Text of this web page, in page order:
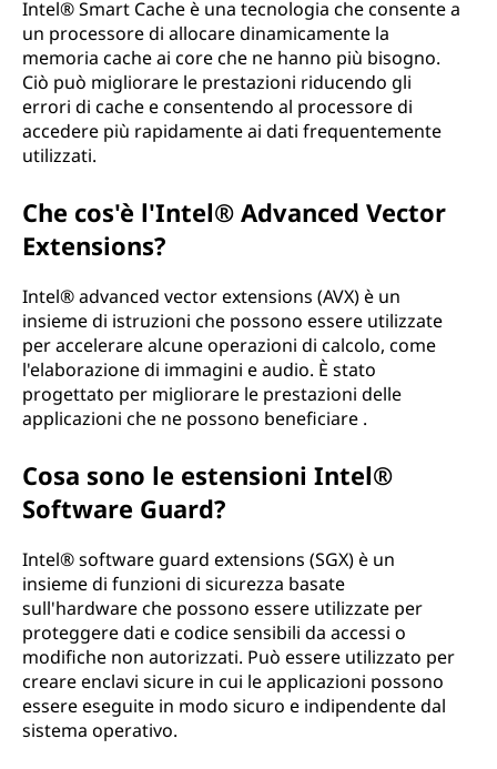
Intel® Smart Cache è una tecnologia che consente a
un processore di allocare dinamicamente la
memoria cache ai core che ne hanno più bisogno.
Ciò può migliorare le prestazioni riducendo gli
errori di cache e consentendo al processore di
accedere più rapidamente ai dati frequentemente
utilizzati.
Che cos'è l'Intel® Advanced Vector
Extensions?
Intel® advanced vector extensions (AVX) è un
insieme di istruzioni che possono essere utilizzate
per accelerare alcune operazioni di calcolo, come
l'elaborazione di immagini e audio. È stato
progettato per migliorare le prestazioni delle
applicazioni che ne possono beneficiare .
Cosa sono le estensioni Intel®
Software Guard?
Intel® software guard extensions (SGX) è un
insieme di funzioni di sicurezza basate
sull'hardware che possono essere utilizzate per
proteggere dati e codice sensibili da accessi o
modifiche non autorizzati. Può essere utilizzato per
creare enclavi sicure in cui le applicazioni possono
essere eseguite in modo sicuro e indipendente dal
sistema operativo.